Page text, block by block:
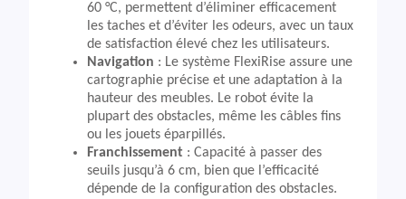
60 °C, permettent d’éliminer efficacement
les taches et d’éviter les odeurs, avec un taux
de satisfaction élevé chez les utilisateurs.
Navigation : Le système FlexiRise assure une
cartographie précise et une adaptation à la
hauteur des meubles. Le robot évite la
plupart des obstacles, même les câbles fins
ou les jouets éparpillés.
Franchissement : Capacité à passer des
seuils jusqu’à 6 cm, bien que l’efficacité
dépende de la configuration des obstacles.